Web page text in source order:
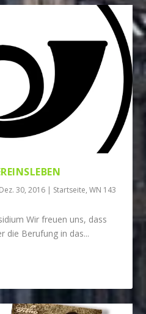
Dez. 30, 2016 | Startseite,WN 143
Wir freuen uns, dass
die Berufung in das...